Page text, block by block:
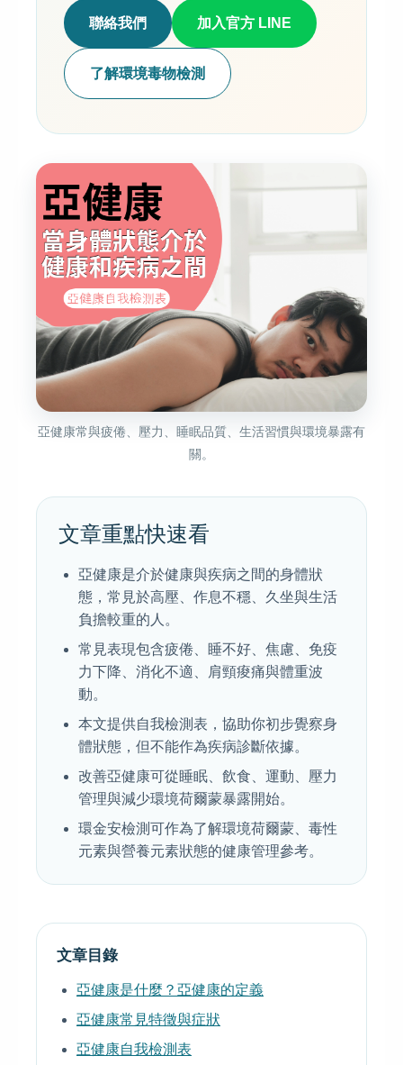
聯絡我們 加入官方 LINE
了解環境毒物檢測
亞健康常與疲倦、壓力、睡眠品質、生活習慣與環境暴露有
關。
文章重點快速看
亞健康是介於健康與疾病之間的身體狀
態，常見於高壓、作息不穩、久坐與生活
負擔較重的人。
常見表現包含疲倦、睡不好、焦慮、免疫
力下降、消化不適、肩頸痠痛與體重波
動。
本文提供自我檢測表，協助你初步覺察身
體狀態，但不能作為疾病診斷依據。
改善亞健康可從睡眠、飲食、運動、壓力
管理與減少環境荷爾蒙暴露開始。
環金安檢測可作為了解環境荷爾蒙、毒性
元素與營養元素狀態的健康管理參考。
文章目錄
亞健康是什麼？亞健康的定義
亞健康常見特徵與症狀
亞健康自我檢測表